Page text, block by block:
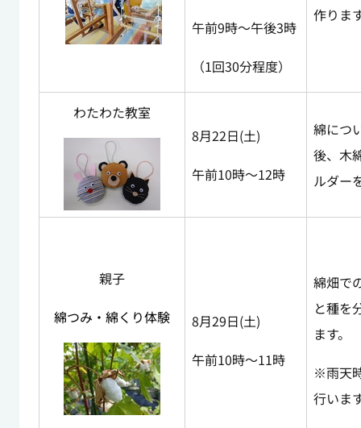
午前9時～午後3時
（1回30分程度）
作りま
わたわた教室
8月22日(土)
午前10時～12時
綿につ
後、木
ルダー
親子
綿つみ・綿くり体験
8月29日(土)
午前10時～11時
綿畑で
と種を
ます。
※雨天
行いま